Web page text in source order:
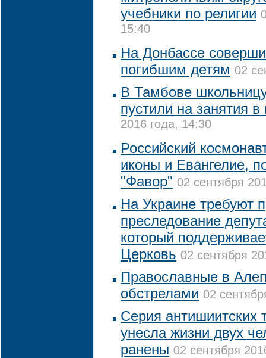
учебники по религии
15:40
На Донбассе
погибшим детям 02
В Тамбове
пустили на занятия в
2016 года, 14:30
Российский
иконы и Евангелие,
"Фавор" 02 сентября
На Украине требуют
преследование
который
Церковь 02 сентября
Православные в
обстрелами 02
Серия антишиитских
унесла жизни двух
ранены 02 сентября